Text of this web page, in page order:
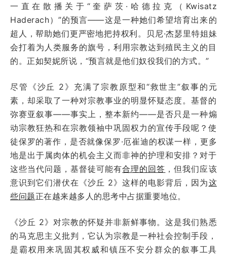
一直在散播关于“奎萨茨·哈德拉克（Kwisatz
Haderach）”的预言——这是一种她们希望培育出来的
超人，帮助她们更严密地把持权利。贝尼·杰瑟里特姐妹
会打着为人类服务的旗号，利用宗教达到殖民主义的目
的。正如契妮所说，“预言就是他们奴役我们的方式。”
尽管《沙丘 2》充满了宗教原型和“救世主”叙事的元
素，却采取了一种对宗教事业的明显怀疑态度。基督的
弥赛亚叙事——事实上，整本新约——是否只是一种煽
动宗教狂热和在宗教领袖中巩固权力的宣传手段呢？使
徒保罗的著作，是否就像保罗·厄崔迪的权谋一样，更多
地是出于属肉体的机会主义而非神的护理和安排？对于
这些当代问题，基督徒可能有合理的回答 ，但我们应该
意识到它们潜伏在《沙丘 2》这样的电影背后，因为这
些问题正在越来越多人的思考中占据重要地位。
《沙丘 2》对宗教的怀疑并非新鲜事物。这是我们熟悉
的马克思主义批判，它认为宗教是一种社会控制手段，
是霸权用来巩固其权威和镇压不安分群众的叙事工具